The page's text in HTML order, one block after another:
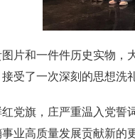
片和一件件历史实物
受了一次深刻的思想洗
党旗，庄严重温入党
业高质量发展贡献新的